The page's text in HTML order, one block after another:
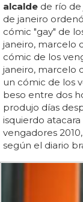
alcalde de río de
de janeiro
cómic "gay" de
janeiro, marcelo
cómic de los
janeiro, marcelo
un cómic de los
beso entre dos
produjo días
isquierdo
vengadores
según el diario